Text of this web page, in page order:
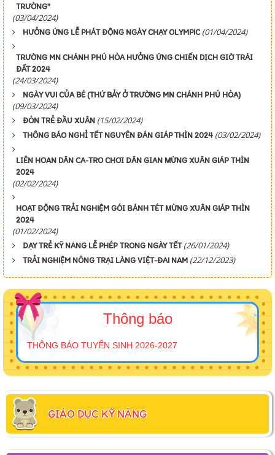
TRƯỜNG"
(03/04/2024)
HƯỞNG ỨNG LỄ PHÁT ĐỘNG NGÀY CHẠY OLYMPIC (01/04/2024)
TRƯỜNG MN CHÁNH PHÚ HÒA HƯỞNG ỨNG CHIẾN DỊCH GIỜ TRÁI
ĐẤT 2024
(24/03/2024)
NGÀY VUI CỦA BÉ (THỨ BẢY Ở TRƯỜNG MN CHÁNH PHÚ HÒA)
(09/03/2024)
ĐÓN TRẺ ĐẦU XUÂN (15/02/2024)
THÔNG BÁO NGHỈ TẾT NGUYÊN ĐÁN GIÁP THÌN 2024 (03/02/2024)
LIÊN HOAN DÂN CA-TRO CHƠI DÂN GIAN MỪNG XUÂN GIÁP THÌN
2024
(02/02/2024)
HOẠT ĐỘNG TRẢI NGHIỆM GÓI BÁNH TÉT MỪNG XUÂN GIÁP THÌN
2024
(01/02/2024)
DẠY TRẺ KỸ NĂNG LỄ PHÉP TRONG NGÀY TẾT (26/01/2024)
TRẢI NGHIỆM NÔNG TRẠI LÀNG VIỆT-ĐAI NAM (22/12/2023)
Thông báo
THÔNG BÁO TUYỂN SINH 2026-2027
GIÁO DỤC KỸ NĂNG